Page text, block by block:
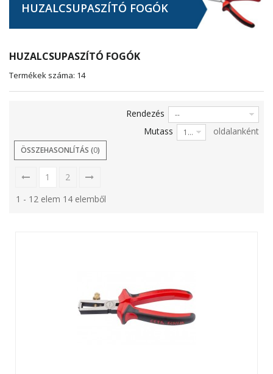
HUZALCSUPASZÍTÓ FOGÓK
HUZALCSUPASZÍTÓ FOGÓK
Termékek száma: 14
Rendezés --
Mutass 12 oldalanként
ÖSSZEHASONLÍTÁS (0)
1
2
1 - 12 elem 14 elemből